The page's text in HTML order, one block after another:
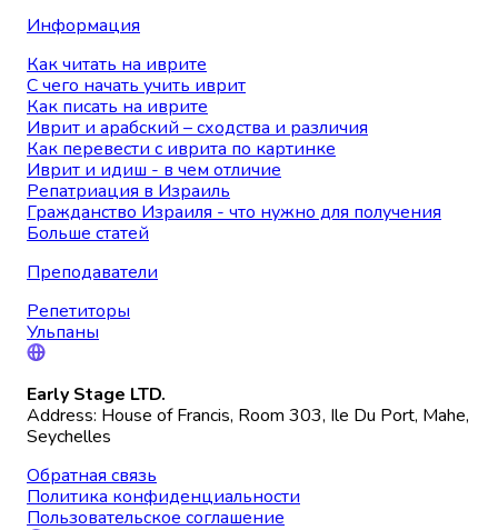
Информация
Как читать на иврите
С чего начать учить иврит
Как писать на иврите
Иврит и арабский – сходства и различия
Как перевести с иврита по картинке
Иврит и идиш - в чем отличие
Репатриация в Израиль
Гражданство Израиля - что нужно для получения
Больше статей
Преподаватели
Репетиторы
Ульпаны
Early Stage LTD.
Address: House of Francis, Room 303, Ile Du Port, Mahe,
Seychelles
Обратная связь
Политика конфиденциальности
Пользовательское соглашение